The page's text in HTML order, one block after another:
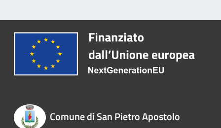
Comune di San Pietro Apostolo